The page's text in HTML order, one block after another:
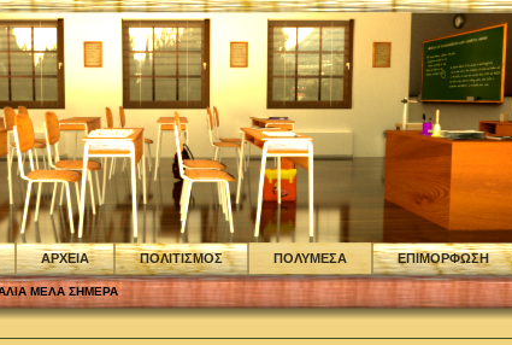
ΑΡΧΕΙΑ ΠΟΛΙΤΙΣΜΟΣ ΠΟΛΥΜΕΣΑ ΕΠΙΜΟΡΦΩΣΗ
ΜΕΛΑ ΣΗΜΕΡΑ